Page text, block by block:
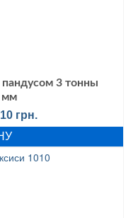
3 тонны
мм
грн..
грн.Текущая
цена: